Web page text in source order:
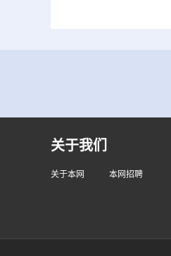
关于我们
关于本网 本网招聘